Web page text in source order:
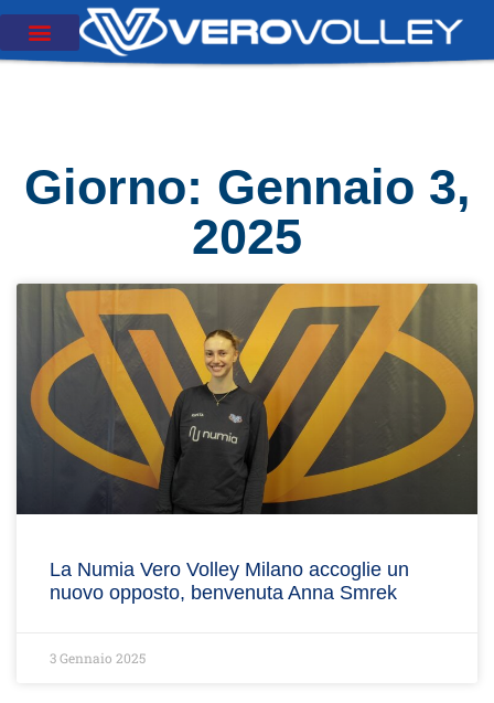
Giorno: Gennaio 3,
2025
La Numia Vero Volley Milano accoglie un
nuovo opposto, benvenuta Anna Smrek
3 Gennaio 2025